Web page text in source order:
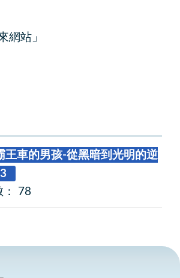
網站」
王車的男孩-從黑暗到光明的逆
： 78